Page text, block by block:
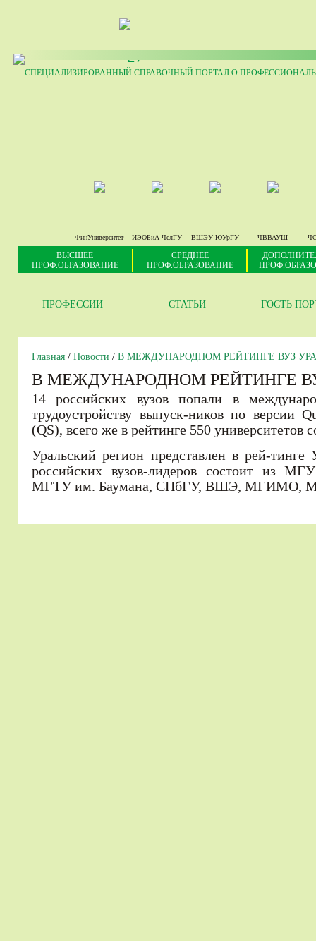
27
СПЕЦИАЛИЗИРОВАННЫЙ СПРАВОЧНЫЙ ПОРТАЛ О
ФинУниверситет ИЭОБиА ЧелГУ ВШЭУ ЮУрГУ ЧВВАУШ
ВЫСШЕЕ
ПРОФ.ОБРАЗОВАНИЕ
СРЕДНЕЕ
ПРОФ.ОБРАЗОВАНИЕ
ПРОФЕССИИ СТАТЬИ ГОСТЬ
Главная / Новости / В МЕЖДУНАРОДНОМ РЕЙТИНГЕ ВУЗ
В МЕЖДУНАРОДНОМ РЕЙТИНГЕ
14 российских вузов попали в
трудоустройству выпуск-ников по версии
(QS), всего же в рейтинге 550 университетов
Уральский регион представлен в рей-
российских вузов-лидеров состоит из
МГТУ им. Баумана, СПбГУ, ВШЭ, МГИМО,